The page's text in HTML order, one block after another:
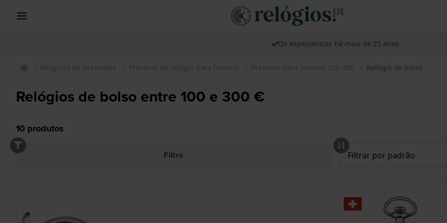
Os especialistas há mais de 25 anos
Pesquisa de presentes Presente de relógio para homem Presente para homem 100-300 Relógio de bolso
Relógios de bolso entre 100 e 300 €
10 produtos
Filtro